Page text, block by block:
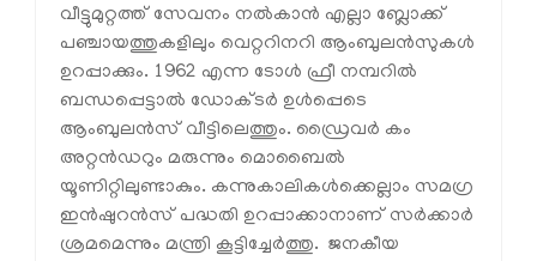
വീട്ടുമുറ്റത്ത് സേവനം നൽകാൻ എല്ലാ ബ്ലോക്ക്
പഞ്ചായത്തുകളിലും വെറ്ററിനറി ആംബുലൻസുകൾ
ഉറപ്പാക്കും. 1962 എന്ന ടോൾ ഫ്രീ നമ്പറിൽ
ബന്ധപ്പെട്ടാൽ ഡോക്ടർ ഉൾപ്പെടെ
ആംബുലൻസ് വീട്ടിലെത്തും. ഡ്രൈവർ കം
അറ്റൻഡറും മരുന്നും മൊബൈൽ
യൂണിറ്റിലുണ്ടാകും. കന്നുകാലികൾക്കെല്ലാം സമഗ്ര
ഇൻഷുറൻസ് പദ്ധതി ഉറപ്പാക്കാനാണ് സർക്കാർ
ശ്രമമെന്നും മന്ത്രി കൂട്ടിച്ചേർത്തു. ജനകീയ